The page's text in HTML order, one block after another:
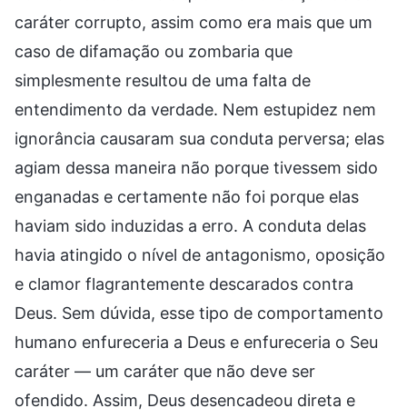
caráter corrupto, assim como era mais que um
caso de difamação ou zombaria que
simplesmente resultou de uma falta de
entendimento da verdade. Nem estupidez nem
ignorância causaram sua conduta perversa; elas
agiam dessa maneira não porque tivessem sido
enganadas e certamente não foi porque elas
haviam sido induzidas a erro. A conduta delas
havia atingido o nível de antagonismo, oposição
e clamor flagrantemente descarados contra
Deus. Sem dúvida, esse tipo de comportamento
humano enfureceria a Deus e enfureceria o Seu
caráter — um caráter que não deve ser
ofendido. Assim, Deus desencadeou direta e